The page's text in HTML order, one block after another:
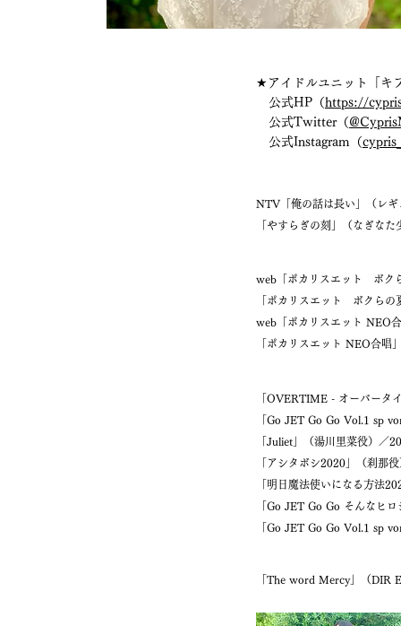
★アイドルユニット「キ
公式HP（ https://
公式Twitter（
公式Instagram（
NTV「俺の話は長い」（レ
「やすらぎの刻」（なぎな
web「ポカリスエット ボク
「ポカリスエット ボクらの
web「ポカリスエット NEO
「ポカリスエット NEO合唱
「OVERTIME - オーバータ
「Go JET Go Go Vol.1 sp
「Juliet」（湯川里菜役）／
「アシタボシ2020」（刹那
「明日魔法使いになる方法
「Go JET Go Go そんなヒ
「Go JET Go Go Vol.1 sp
「The word Mercy」（DIR